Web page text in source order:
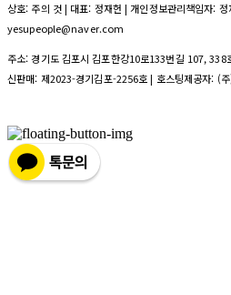
상호: 주의 것 | 대표: 정재헌 | 개인정보관리책임자:
yesupeople@naver.com
주소: 경기도 김포시 김포한강10로133번길 107, 338
신판매: 제2023-경기김포-2256호| 호스팅제공자: (